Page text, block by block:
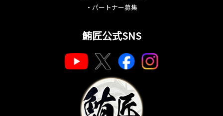
・ パートナー募集
鮪匠公式SNS